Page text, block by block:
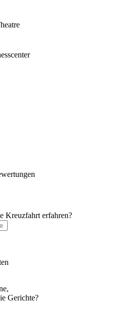
Kreuzfahrt erfahren?
Gerichte?